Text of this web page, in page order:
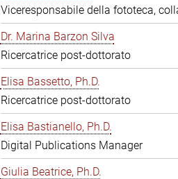
Viceresponsabile della fototeca,
Dr. Marina Barzon Silva
Ricercatrice post-dottorato
Elisa Bassetto, Ph.D.
Ricercatrice post-dottorato
Elisa Bastianello, Ph.D.
Digital Publications Manager
Giulia Beatrice, Ph.D.